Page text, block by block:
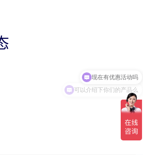
可以介绍下你们的产品么